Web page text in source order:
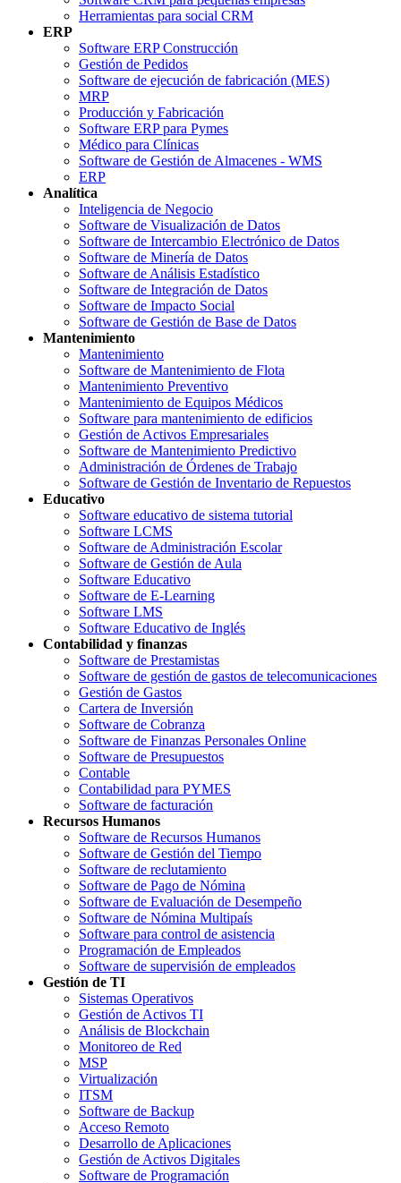
Herramientas para social CRM
ERP
Software ERP Construcción
Gestión de Pedidos
Software de ejecución de fabricación (MES)
MRP
Producción y Fabricación
Software ERP para Pymes
Médico para Clínicas
Software de Gestión de Almacenes - WMS
ERP
Analítica
Inteligencia de Negocio
Software de Visualización de Datos
Software de Intercambio Electrónico de Datos
Software de Minería de Datos
Software de Análisis Estadístico
Software de Integración de Datos
Software de Impacto Social
Software de Gestión de Base de Datos
Mantenimiento
Mantenimiento
Software de Mantenimiento de Flota
Mantenimiento Preventivo
Mantenimiento de Equipos Médicos
Software para mantenimiento de edificios
Gestión de Activos Empresariales
Software de Mantenimiento Predictivo
Administración de Órdenes de Trabajo
Software de Gestión de Inventario de Repuestos
Educativo
Software educativo de sistema tutorial
Software LCMS
Software de Administración Escolar
Software de Gestión de Aula
Software Educativo
Software de E-Learning
Software LMS
Software Educativo de Inglés
Contabilidad y finanzas
Software de Prestamistas
Software de gestión de gastos de telecomunicaciones
Gestión de Gastos
Cartera de Inversión
Software de Cobranza
Software de Finanzas Personales Online
Software de Presupuestos
Contable
Contabilidad para PYMES
Software de facturación
Recursos Humanos
Software de Recursos Humanos
Software de Gestión del Tiempo
Software de reclutamiento
Software de Pago de Nómina
Software de Evaluación de Desempeño
Software de Nómina Multipaís
Software para control de asistencia
Programación de Empleados
Software de supervisión de empleados
Gestión de TI
Sistemas Operativos
Gestión de Activos TI
Análisis de Blockchain
Monitoreo de Red
MSP
Virtualización
ITSM
Software de Backup
Acceso Remoto
Desarrollo de Aplicaciones
Gestión de Activos Digitales
Software de Programación